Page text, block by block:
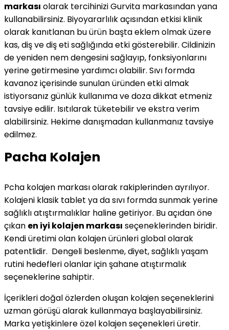
markası olarak tercihinizi Gurvita markasından yana
kullanabilirsiniz. Biyoyararlılık açısından etkisi klinik
olarak kanıtlanan bu ürün başta eklem olmak üzere
kas, diş ve diş eti sağlığında etki gösterebilir. Cildinizin
de yeniden nem dengesini sağlayıp, fonksiyonlarını
yerine getirmesine yardımcı olabilir. Sıvı formda
kavanoz içerisinde sunulan üründen etki almak
istiyorsanız günlük kullanıma ve doza dikkat etmeniz
tavsiye edilir. Isıtılarak tüketebilir ve ekstra verim
alabilirsiniz. Hekime danışmadan kullanmanız tavsiye
edilmez.
Pacha Kolajen
Pcha kolajen markası olarak rakiplerinden ayrılıyor.
Kolajeni klasik tablet ya da sıvı formda sunmak yerine
sağlıklı atıştırmalıklar haline getiriyor. Bu açıdan öne
çıkan en iyi kolajen markası seçeneklerinden biridir.
Kendi üretimi olan kolajen ürünleri global olarak
patentlidir. Dengeli beslenme, diyet, sağlıklı yaşam
rutini hedefleri olanlar için şahane atıştırmalık
seçeneklerine sahiptir.
İçerikleri doğal özlerden oluşan kolajen seçeneklerini
uzman görüşü alarak kullanmaya başlayabilirsiniz.
Marka yetişkinlere özel kolajen seçenekleri üretir.